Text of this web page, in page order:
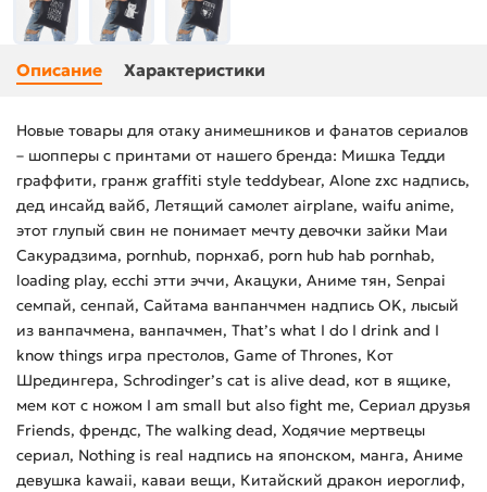
Описание Характеристики
Новые товары для отаку анимешников и фанатов сериалов
– шопперы с принтами от нашего бренда: Мишка Тедди
граффити, гранж graffiti style teddybear, Alone zxc надпись,
дед инсайд вайб, Летящий самолет airplane, waifu anime,
этот глупый свин не понимает мечту девочки зайки Маи
Сакурадзима, pornhub, порнхаб, porn hub hab pornhab,
loading play, ecchi этти эччи, Акацуки, Аниме тян, Senpai
семпай, сенпай, Сайтама ванпанчмен надпись OK, лысый
из ванпачмена, ванпачмен, That’s what I do I drink and I
know things игра престолов, Game of Thrones, Кот
Шредингера, Schrodinger’s cat is alive dead, кот в ящике,
мем кот с ножом I am small but also fight me, Сериал друзья
Friends, френдс, The walking dead, Ходячие мертвецы
сериал, Nothing is real надпись на японском, манга, Аниме
девушка kawaii, каваи вещи, Китайский дракон иероглиф,